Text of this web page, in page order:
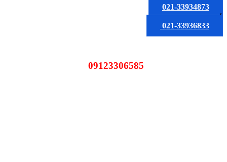
021-33934873
یا
021-33936833